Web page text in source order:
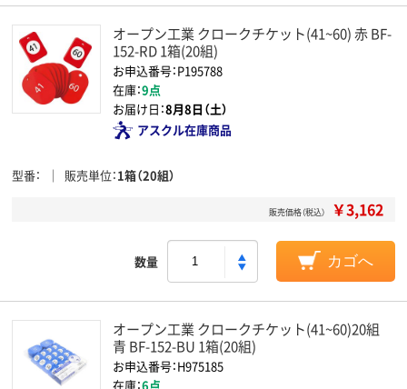
オープン工業 クロークチケット(41~60) 赤 BF-
152-RD 1箱(20組)
お申込番号：P195788
在庫：9点
お届け日：8月8日（土）
アスクル在庫商品
型番 販売単位 1箱（20組）
販売価格（税込） ￥3,162
数量 カゴへ
オープン工業 クロークチケット(41~60)20組
青 BF-152-BU 1箱(20組)
お申込番号：H975185
在庫：6点